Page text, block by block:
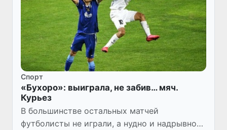
Спорт
«Бухоро»: выиграла, не забив… мяч.
Курьез
В большинстве остальных матчей
футболисты не играли, а нудно и надрывно